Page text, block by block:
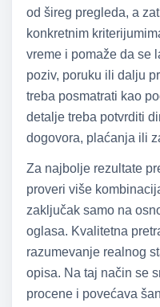
od šireg pregleda, a
konkretnim
vreme i pomaže da se
poziv, poruku ili dalju
treba posmatrati kao
detalje treba potvrditi
dogovora, plaćanja ili
Za najbolje rezultate
proveri više
zaključak samo na
oglasa. Kvalitetna
razumevanje realnog
opisa. Na taj način se
procene i povećava